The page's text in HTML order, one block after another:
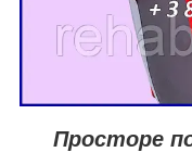
Просторе